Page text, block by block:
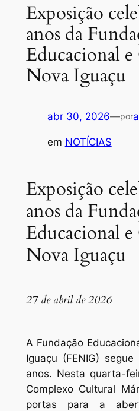
Exposição
anos da
Educacional
Nova Iguaçu
abr 30, 2026—por
em NOTÍCIAS
Exposição
anos da
Educacional
Nova Iguaçu
27 de abril de 2026
A Fundação
Iguaçu (FENIG)
anos. Nesta quarta-
Complexo Cultural
portas para a